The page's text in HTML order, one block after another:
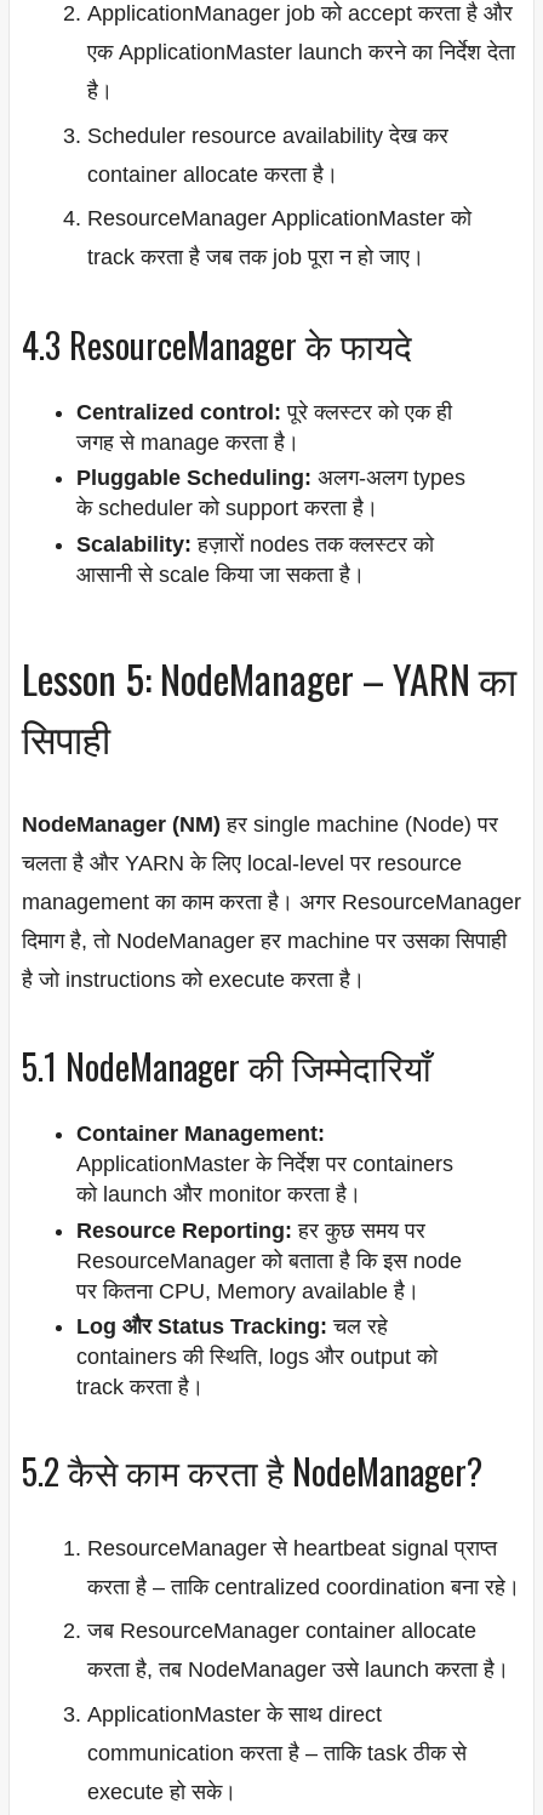
ApplicationManager job को accept करता है और
एक ApplicationMaster launch करने का निर्देश देता
है।
Scheduler resource availability देख कर
container allocate करता है।
ResourceManager ApplicationMaster को
track करता है जब तक job पूरा न हो जाए।
4.3 ResourceManager के फायदे
Centralized control: पूरे क्लस्टर को एक ही
जगह से manage करता है।
Pluggable Scheduling: अलग-अलग types
के scheduler को support करता है।
Scalability: हज़ारों nodes तक क्लस्टर को
आसानी से scale किया जा सकता है।
Lesson 5: NodeManager – YARN का
सिपाही
NodeManager (NM) हर single machine (Node) पर
चलता है और YARN के लिए local-level पर resource
management का काम करता है। अगर ResourceManager
दिमाग है, तो NodeManager हर machine पर उसका सिपाही
है जो instructions को execute करता है।
5.1 NodeManager की जिम्मेदारियाँ
Container Management:
ApplicationMaster के निर्देश पर containers
को launch और monitor करता है।
Resource Reporting: हर कुछ समय पर
ResourceManager को बताता है कि इस node
पर कितना CPU, Memory available है।
Log और Status Tracking: चल रहे
containers की स्थिति, logs और output को
track करता है।
5.2 कैसे काम करता है NodeManager?
ResourceManager से heartbeat signal प्राप्त
करता है – ताकि centralized coordination बना रहे।
जब ResourceManager container allocate
करता है, तब NodeManager उसे launch करता है।
ApplicationMaster के साथ direct
communication करता है – ताकि task ठीक से
execute हो सके।